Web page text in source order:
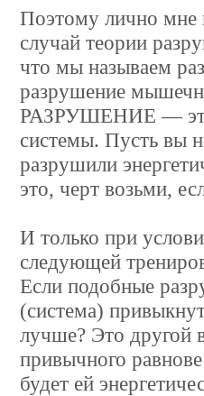
Поэтому лично мне
случай теории
что мы называем
разрушение
РАЗРУШЕНИЕ — это
системы. Пусть вы
разрушили
это, черт возьми,
И только при
следующей
Если подобные
(система)
лучше? Это другой
привычного
будет ей